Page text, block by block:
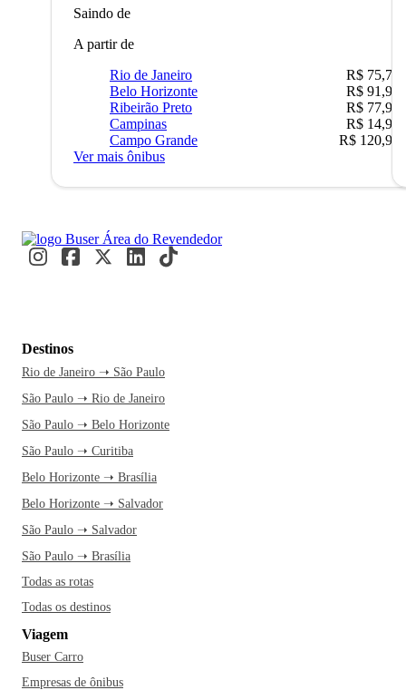
Saindo de
A partir de
Rio de Janeiro
R$ 75,77
Belo Horizonte
R$ 91,90
Ribeirão Preto
R$ 77,90
Campinas
R$ 14,90
Campo Grande
R$ 120,90
Ver mais ônibus
Destinos
Rio de Janeiro ➝ São Paulo
São Paulo ➝ Rio de Janeiro
São Paulo ➝ Belo Horizonte
São Paulo ➝ Curitiba
Belo Horizonte ➝ Brasília
Belo Horizonte ➝ Salvador
São Paulo ➝ Salvador
São Paulo ➝ Brasília
Todas as rotas
Todas os destinos
Viagem
Buser Carro
Empresas de ônibus